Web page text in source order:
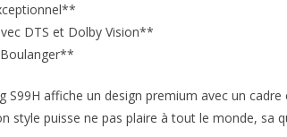
DTS et Dolby Vision**
S99H affiche un design premium avec un
style puisse ne pas plaire à tout le monde, sa